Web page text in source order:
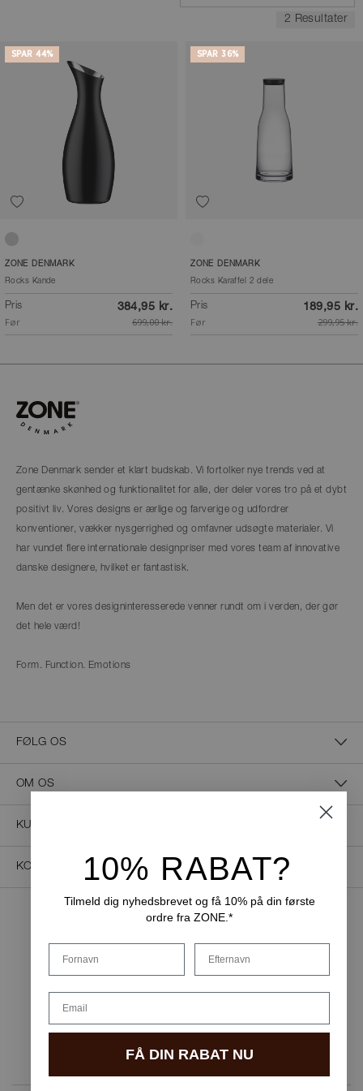
2 Resultater
SPAR 44%
Polished Steel
ZONE DENMARK
Rocks Kande
Pris 384,95 kr.
Før 699,00 kr.
SPAR 36%
Klar
ZONE DENMARK
Rocks Karaffel 2 dele
Pris 189,95 kr.
Før 299,95 kr.
Zone Denmark sender et klart budskab. Vi fortolker nye trends ved at
gentænke skønhed og funktionalitet for alle, der deler vores tro på et dybt
positivt liv. Vores designs er ærlige og farverige og udfordrer
konventioner, vækker nysgerrighed og omfavner udsøgte materialer. Vi
har vundet flere internationale designpriser med vores team af innovative
danske designere, hvilket er fantastisk.
Men det er vores designinteresserede venner rundt om i verden, der gør
det hele værd!
Form. Function. Emotions
FØLG OS
OM OS
KUNDESERVICE
KONTAKT OS10% RABAT?
Tilmeld dig nyhedsbrevet og få 10% på din første
ordre fra ZONE.*
Fornavn Efternavn
Email
FÅ DIN RABAT NU